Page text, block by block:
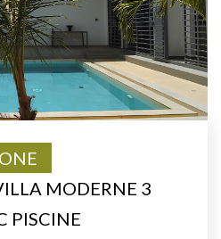
MODERNE 3
PISCINE